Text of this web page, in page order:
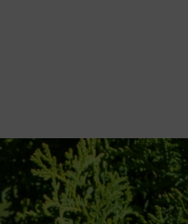
ook gaten ontstaan als
worden de takken binnenin